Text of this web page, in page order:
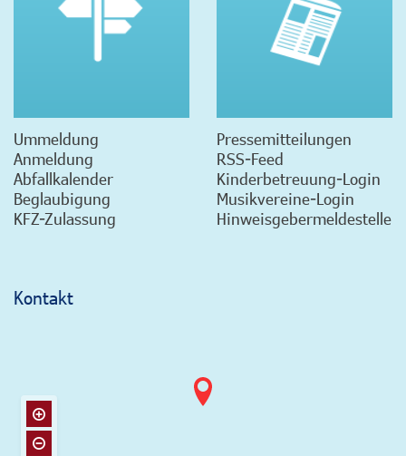
Ummeldung
Anmeldung
Abfallkalender
Beglaubigung
KFZ-Zulassung
Pressemitteilungen
RSS-Feed
Kinderbetreuung-Login
Musikvereine-Login
Hinweisgebermeldestelle
Kontakt